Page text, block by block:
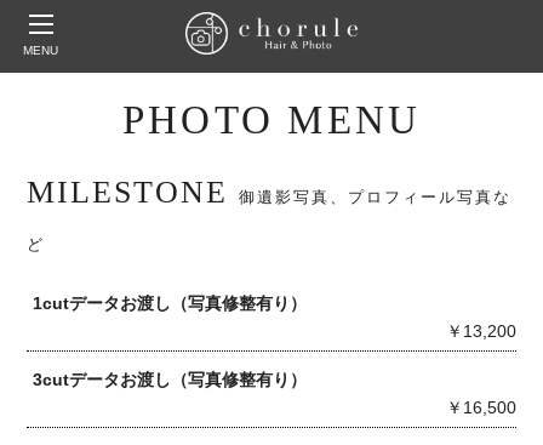
MENU
PHOTO MENU
MILESTONE 御遺影写真、プロフィール写真な
ど
1cutデータお渡し（写真修整有り）
￥13,200
3cutデータお渡し（写真修整有り）
￥16,500